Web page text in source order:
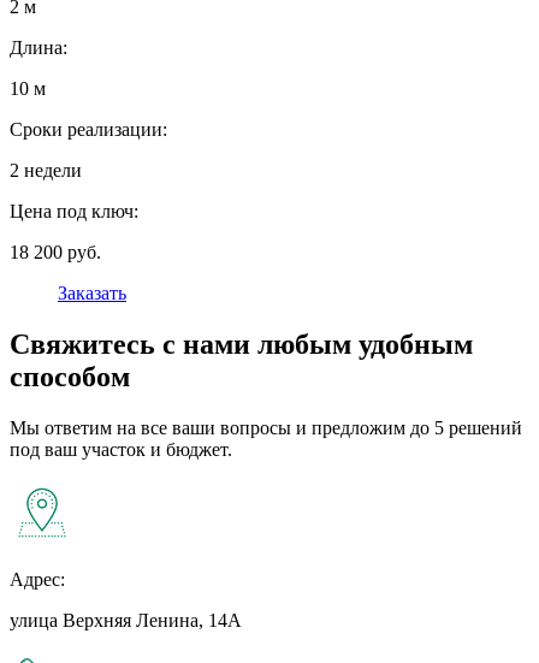
2 м
Длина:
10 м
Сроки реализации:
2 недели
Цена под ключ:
18 200 руб.
Заказать
Свяжитесь с нами любым удобным
способом
Мы ответим на все ваши вопросы и предложим до 5 решений
под ваш участок и бюджет.
Адрес:
улица Верхняя Ленина, 14А